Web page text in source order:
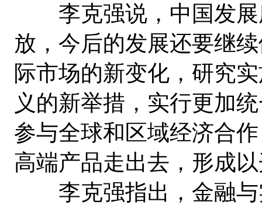
李克强说，中国发展
放，今后的发展还要继
际市场的新变化，研究
义的新举措，实行更加
参与全球和区域经济合
高端产品走出去，形成
李克强指出，金融与